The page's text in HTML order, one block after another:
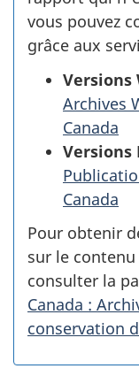
vous pouvez
grâce aux
Versions
Archives
Canada
Versions
Canada
Pour obtenir
sur le
consulter la
Canada :
conservation